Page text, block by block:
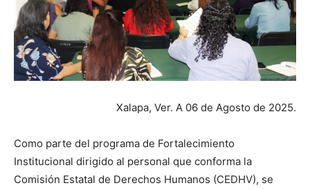
Xalapa, Ver. A 06 de Agosto de 2025.
Como parte del programa de Fortalecimiento
Institucional dirigido al personal que conforma la
Comisión Estatal de Derechos Humanos (CEDHV), se